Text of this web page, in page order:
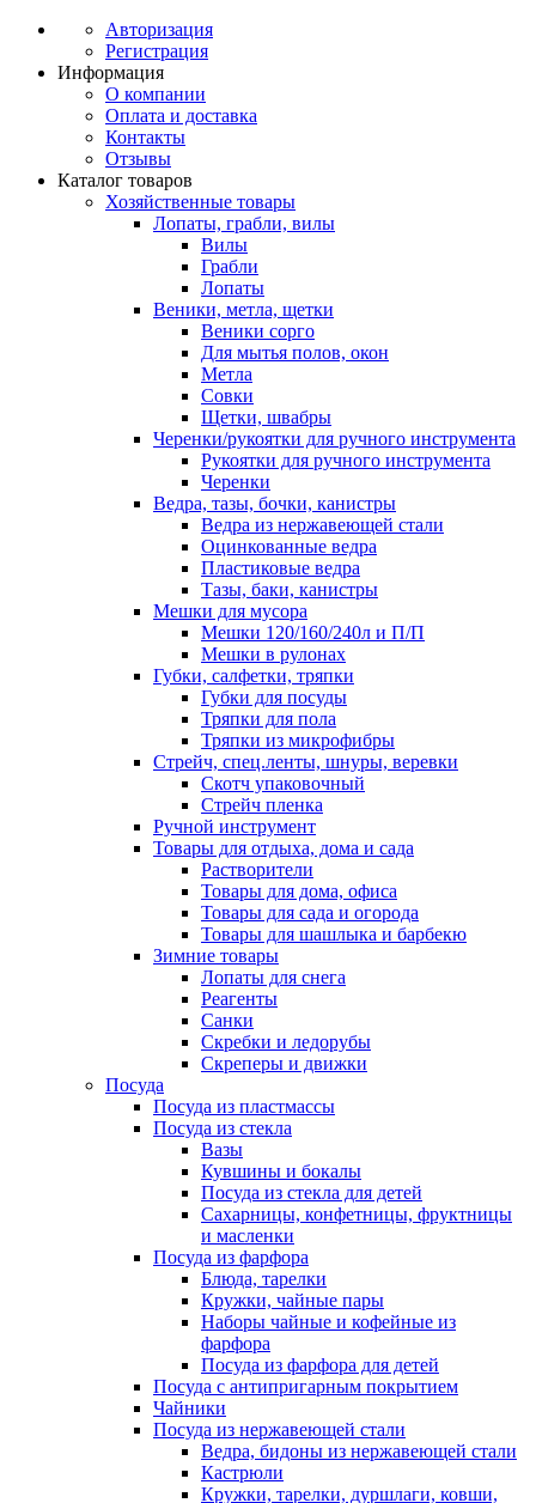
Авторизация
Регистрация
Информация
О компании
Оплата и доставка
Контакты
Отзывы
Каталог товаров
Хозяйственные товары
Лопаты, грабли, вилы
Вилы
Грабли
Лопаты
Веники, метла, щетки
Веники сорго
Для мытья полов, окон
Метла
Совки
Щетки, швабры
Черенки/рукоятки для ручного инструмента
Рукоятки для ручного инструмента
Черенки
Ведра, тазы, бочки, канистры
Ведра из нержавеющей стали
Оцинкованные ведра
Пластиковые ведра
Тазы, баки, канистры
Мешки для мусора
Мешки 120/160/240л и П/П
Мешки в рулонах
Губки, салфетки, тряпки
Губки для посуды
Тряпки для пола
Тряпки из микрофибры
Стрейч, спец.ленты, шнуры, веревки
Скотч упаковочный
Стрейч пленка
Ручной инструмент
Товары для отдыха, дома и сада
Растворители
Товары для дома, офиса
Товары для сада и огорода
Товары для шашлыка и барбекю
Зимние товары
Лопаты для снега
Реагенты
Санки
Скребки и ледорубы
Скреперы и движки
Посуда
Посуда из пластмассы
Посуда из стекла
Вазы
Кувшины и бокалы
Посуда из стекла для детей
Сахарницы, конфетницы, фруктницы
и масленки
Посуда из фарфора
Блюда, тарелки
Кружки, чайные пары
Наборы чайные и кофейные из
фарфора
Посуда из фарфора для детей
Посуда с антипригарным покрытием
Чайники
Посуда из нержавеющей стали
Ведра, бидоны из нержавеющей стали
Кастрюли
Кружки, тарелки, дуршлаги, ковши,